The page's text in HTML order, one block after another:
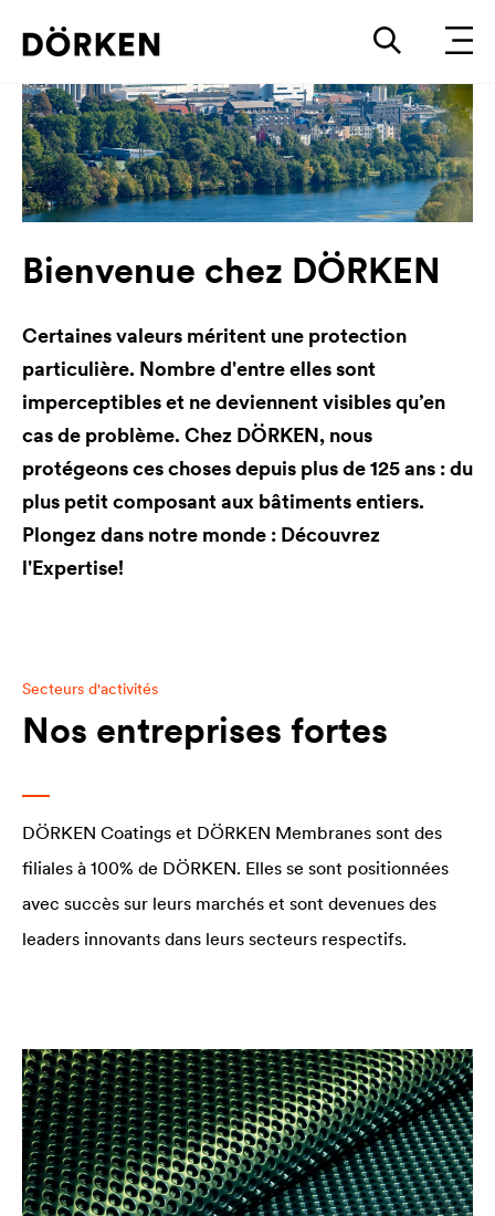
Bienvenue chez DÖRKEN
Certaines valeurs méritent une protection
particulière. Nombre d'entre elles sont
imperceptibles et ne deviennent visibles qu’en
cas de problème. Chez DÖRKEN, nous
protégeons ces choses depuis plus de 125 ans : du
plus petit composant aux bâtiments entiers.
Plongez dans notre monde : Découvrez
l'Expertise!
Secteurs d'activités
Nos entreprises fortes
DÖRKEN Coatings et DÖRKEN Membranes sont des
filiales à 100% de DÖRKEN. Elles se sont positionnées
avec succès sur leurs marchés et sont devenues des
leaders innovants dans leurs secteurs respectifs.